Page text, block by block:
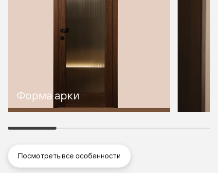
Форма арки
Посмотреть все особенности